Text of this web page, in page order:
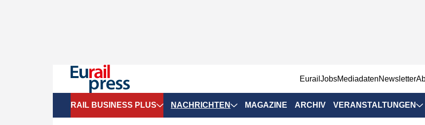
EurailJobsMediadatenNewsletter
RAIL BUSINESS PLUS NACHRICHTEN MAGAZINE ARCHIV VERANSTALTUNGEN